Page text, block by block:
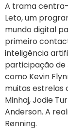
A trama
Leto, um
mundo digital
primeiro
inteligência
participação de
como Kevin
muitas estrelas
Minhaj, Jodie
Anderson. A
Rønning.